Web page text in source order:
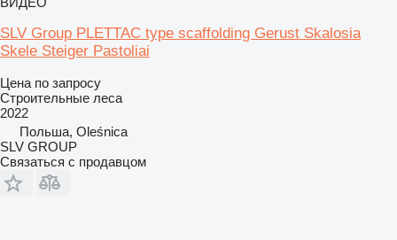
SLV Group PLETTAC type scaffolding Gerust Skalosia
Skele Steiger Pastoliai
Цена по запросу
Строительные леса
2022
Польша, Oleśnica
SLV GROUP
Связаться с продавцом